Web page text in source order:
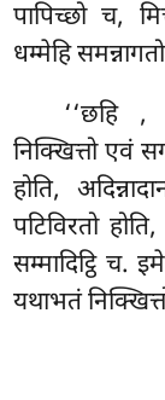
पापिच्छो च,
धम्मेहि
‘‘छहि ,
निक्खित्तो एवं
होति,
पटिविरतो
सम्मादिट्ठि च.
यथाभतं